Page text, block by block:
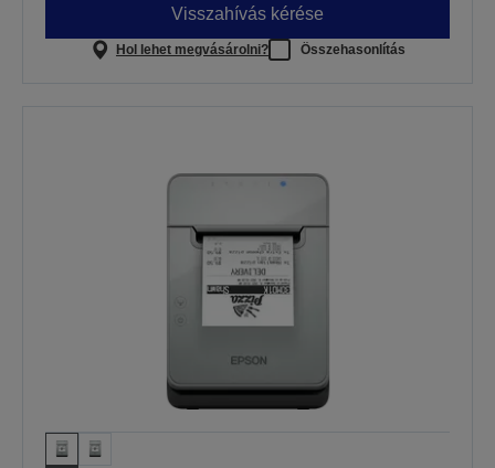
Visszahívás kérése
Hol lehet megvásárolni? Összehasonlítás